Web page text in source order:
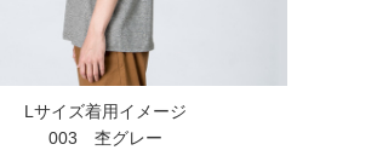
Lサイズ着用イメージ
003 杢グレー